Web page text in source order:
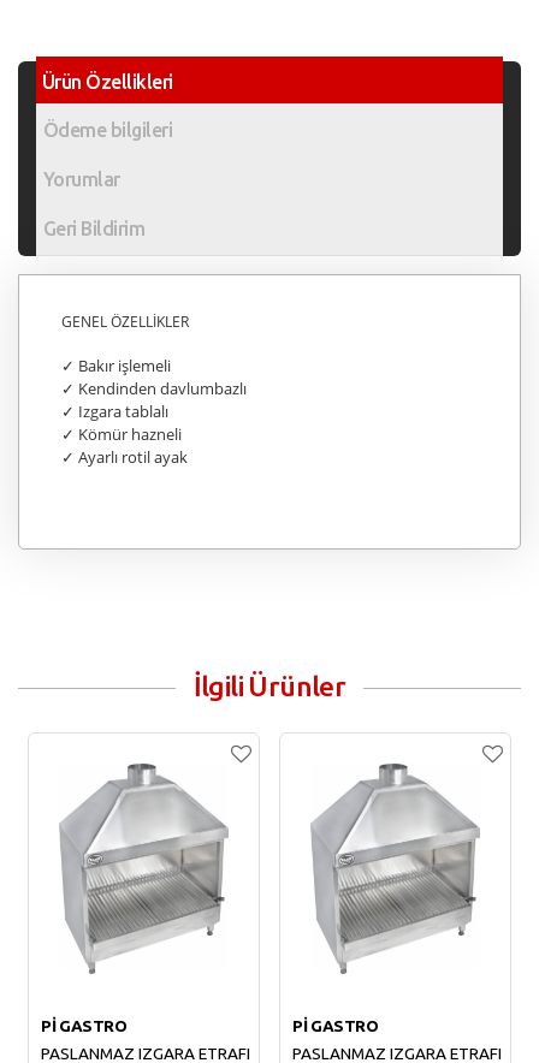
Ürün Özellikleri
Ödeme bilgileri
Yorumlar
Geri Bildirim
GENEL ÖZELLİKLER
✓ Bakır işlemeli
✓ Kendinden davlumbazlı
✓ Izgara tablalı
✓ Kömür hazneli
✓ Ayarlı rotil ayak
İlgili Ürünler
Pİ GASTRO
PASLANMAZ IZGARA ETRAFI
Pİ GASTRO
PASLANMAZ IZGARA ETRAFI